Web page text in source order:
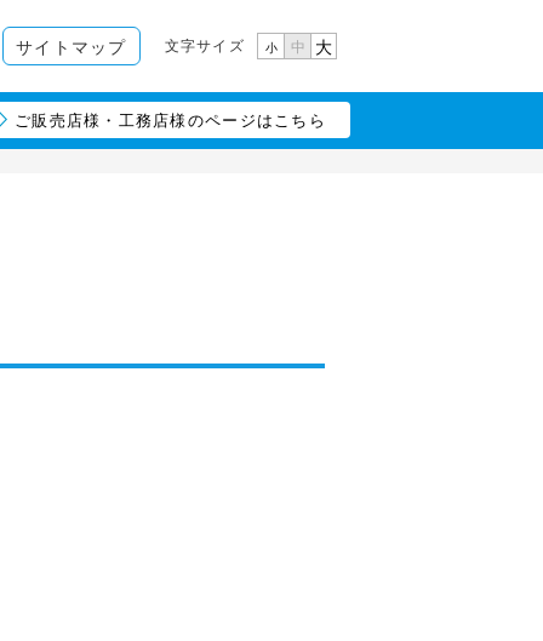
サイトマップ 文字サイズ 小 中 大
ご販売店様・工務店様のページはこちら